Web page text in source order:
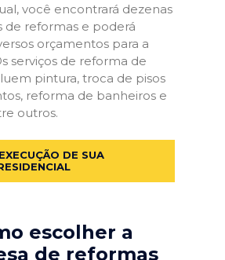
você encontrará dezenas
de reformas e poderá
orçamentos para a
serviços de reforma de
pintura, troca de pisos
reforma de banheiros e
outros.
DE SUA
escolher a
de reformas